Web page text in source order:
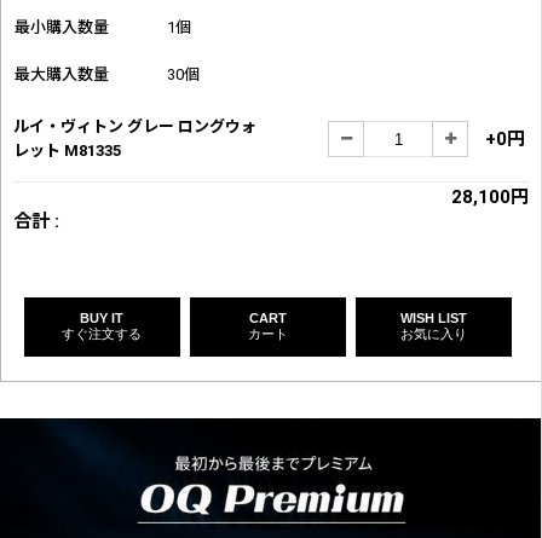
最小購入数量 1個
最大購入数量 30個
ルイ・ヴィトン グレー ロングウォ
レット M81335
+0円
合計 :
28,100円
BUY IT
すぐ注文する
CART
カート
WISH LIST
お気に入り